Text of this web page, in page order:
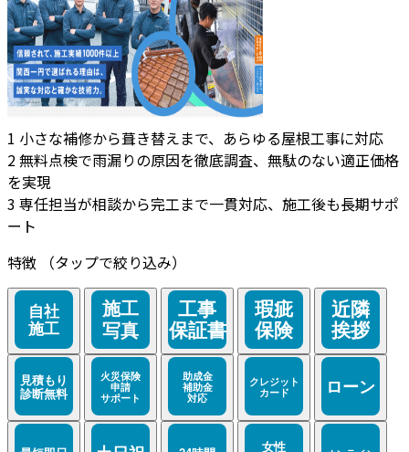
1 小さな補修から葺き替えまで、あらゆる屋根工事に対応
2無料点検で雨漏りの原因を徹底調査、無駄のない適正価格
を実現
3 専任担当が相談から完工まで一貫対応、施工後も長期サポ
ート
特徴
（タップで絞り込み）